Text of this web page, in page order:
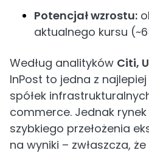
Potencjał wzrostu:
aktualnego kursu
Według analityków Citi,
InPost to jedna z
spółek
commerce. Jednak
szybkiego przełożenia
na wyniki – zwłaszcza, że